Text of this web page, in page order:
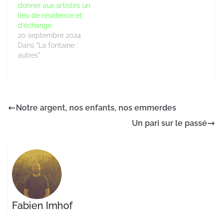
donner aux artistes un
lieu de résidence et
d’échange
20 septembre 2024
Dans "La fontaine :
autres"
Notre argent, nos enfants, nos emmerdes
Un pari sur le passé
Fabien Imhof